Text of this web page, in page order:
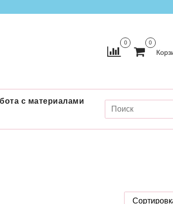
0 0
с материалами